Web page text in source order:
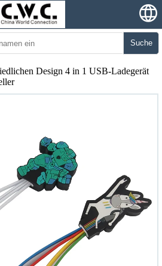
Suche
Design 4 in 1 USB-Ladegerät